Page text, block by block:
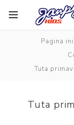
Pagina
Tuta
Tuta